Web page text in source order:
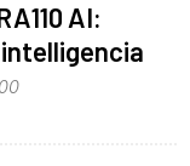
AI: